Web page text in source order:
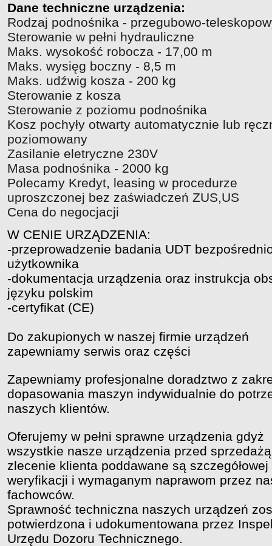
Dane techniczne urządzenia:
Rodzaj podnośnika - przegubowo-
Sterowanie w pełni hydrauliczne
Maks. wysokość robocza - 17,00 m
Maks. wysięg boczny - 8,5 m
Maks. udźwig kosza - 200 kg
Sterowanie z kosza
Sterowanie z poziomu podnośnika
Kosz pochyły otwarty automatycznie lub
poziomowany
Zasilanie eletryczne 230V
Masa podnośnika - 2000 kg
Polecamy Kredyt, leasing w procedurze
uproszczonej bez zaświadczeń ZUS,US
Cena do negocjacji
W CENIE URZĄDZENIA:
-przeprowadzenie badania UDT
użytkownika
-dokumentacja urządzenia oraz instrukcja
języku polskim
-certyfikat (CE)
Do zakupionych w naszej firmie urządzeń
zapewniamy serwis oraz części
Zapewniamy profesjonalne doradztwo z
dopasowania maszyn indywidualnie do
naszych klientów.
Oferujemy w pełni sprawne urządzenia gdyż
wszystkie nasze urządzenia przed
zlecenie klienta poddawane są szczegółowej
weryfikacji i wymaganym naprawom przez
fachowców.
Sprawność techniczna naszych urządzeń
potwierdzona i udokumentowana przez
Urzędu Dozoru Technicznego.